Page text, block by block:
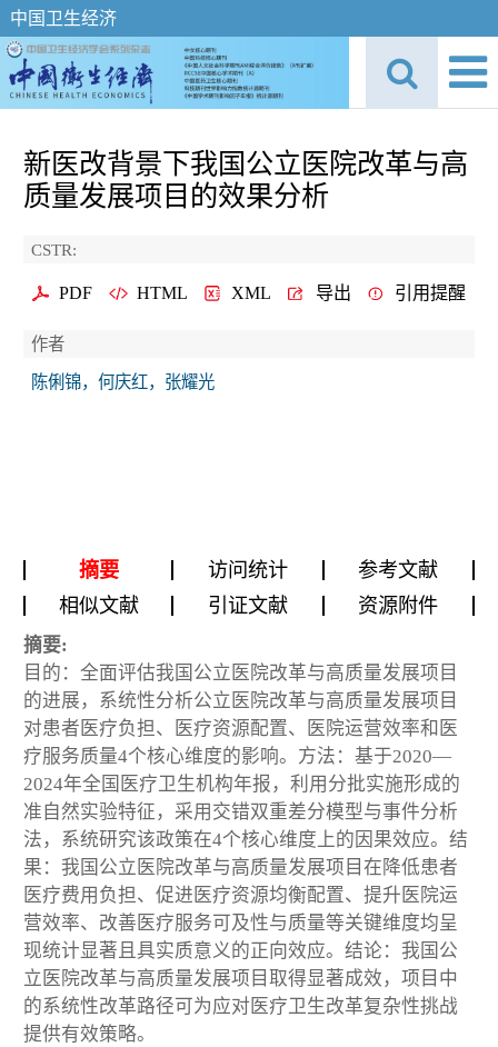
中国卫生经济
新医改背景下我国公立医院改革与高
质量发展项目的效果分析
CSTR:
PDF HTML XML 导出 引用提醒
作者
陈俐锦，何庆红，张耀光
摘要 访问统计
参考文献
相似文献
引证文献 资源附件
摘要:
目的：全面评估我国公立医院改革与高质量发展项目
的进展，系统性分析公立医院改革与高质量发展项目
对患者医疗负担、医疗资源配置、医院运营效率和医
疗服务质量4个核心维度的影响。方法：基于2020—
2024年全国医疗卫生机构年报，利用分批实施形成的
准自然实验特征，采用交错双重差分模型与事件分析
法，系统研究该政策在4个核心维度上的因果效应。结
果：我国公立医院改革与高质量发展项目在降低患者
医疗费用负担、促进医疗资源均衡配置、提升医院运
营效率、改善医疗服务可及性与质量等关键维度均呈
现统计显著且具实质意义的正向效应。结论：我国公
立医院改革与高质量发展项目取得显著成效，项目中
的系统性改革路径可为应对医疗卫生改革复杂性挑战
提供有效策略。